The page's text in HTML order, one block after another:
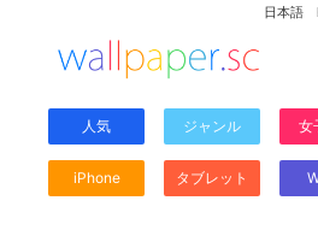
日本語
人気 ジャンル 女
iPhone タブレット